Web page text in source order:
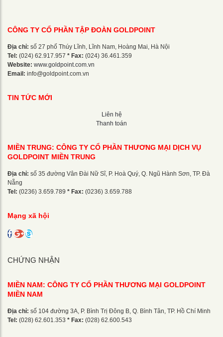
CÔNG TY CỔ PHẦN TẬP ĐOÀN GOLDPOINT
Địa chỉ: số 27 phố Thúy Lĩnh, Lĩnh Nam, Hoàng Mai, Hà Nội
Tel: (024) 62.917.957 * Fax: (024) 36.461.359
Website: www.goldpoint.com.vn
Email: info@goldpoint.com.vn
TIN TỨC MỚI
Liên hệ
Thanh toán
MIỀN TRUNG: CÔNG TY CỔ PHẦN THƯƠNG MẠI DỊCH VỤ
GOLDPOINT MIỀN TRUNG
Địa chỉ: số 35 đường Vân Đài Nữ Sĩ, P. Hoà Quý, Q. Ngũ Hành Sơn, TP. Đà
Nẵng
Tel: (0236) 3.659.789 * Fax: (0236) 3.659.788
Mạng xã hội
CHỨNG NHẬN
MIỀN NAM: CÔNG TY CỔ PHẦN THƯƠNG MẠI GOLDPOINT
MIỀN NAM
Địa chỉ: số 104 đường 3A, P. Bình Trị Đông B, Q. Bình Tân, TP. Hồ Chí Minh
Tel: (028) 62.601.353 * Fax: (028) 62.600.543